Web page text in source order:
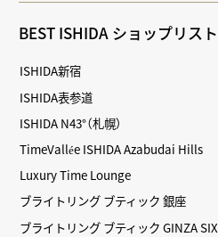
BEST ISHIDA ショップリスト
ISHIDA新宿
ISHIDA表参道
ISHIDA N43°（札幌）
TimeVallée ISHIDA Azabudai Hills
Luxury Time Lounge
ブライトリング ブティック 銀座
ブライトリング ブティック GINZA SIX